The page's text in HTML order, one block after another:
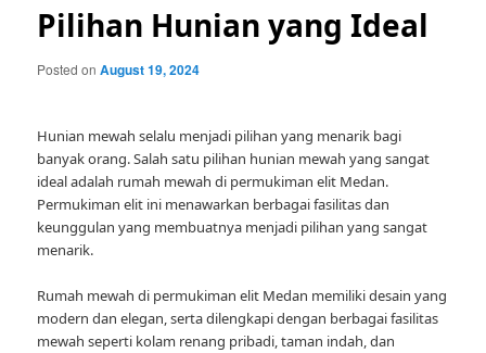
Pilihan Hunian yang Ideal
Posted onAugust 19, 2024
Hunian mewah selalu menjadi pilihan yang menarik bagi
banyak orang. Salah satu pilihan hunian mewah yang sangat
ideal adalah rumah mewah di permukiman elit Medan.
Permukiman elit ini menawarkan berbagai fasilitas dan
keunggulan yang membuatnya menjadi pilihan yang sangat
menarik.
Rumah mewah di permukiman elit Medan memiliki desain yang
modern dan elegan, serta dilengkapi dengan berbagai fasilitas
mewah seperti kolam renang pribadi, taman indah, dan